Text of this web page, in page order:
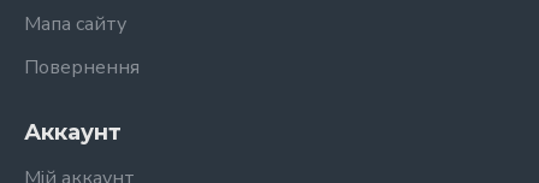
Мапа сайту
Повернення
Аккаунт